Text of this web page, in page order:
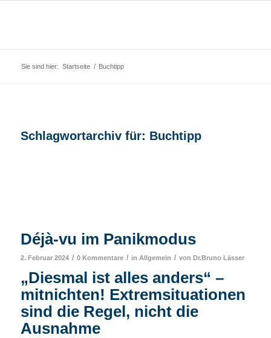
Sie sind hier: Startseite / Buchtipp
Schlagwortarchiv für: Buchtipp
Déjà-vu im Panikmodus
2. Februar 2024 / 0 Kommentare / in Allgemein / von Dr.Bruno Lässer
„Diesmal ist alles anders“ –
mitnichten! Extremsituationen
sind die Regel, nicht die
Ausnahme